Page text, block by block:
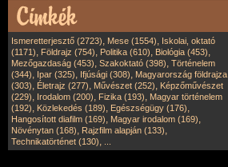
Ismeretterjesztő (2723), Mese (1554), Iskolai, oktató
(1171), Földrajz (754), Politika (610), Biológia (453),
Mezőgazdaság (453), Szakoktató (398), Történelem
(344), Ipar (325), Ifjúsági (308), Magyarország földrajza
(303), Életrajz (277), Művészet (252), Képzőművészet
(229), Irodalom (200), Fizika (193), Magyar történelem
(192), Közlekedés (189), Egészségügy (176),
Hangosított diafilm (169), Magyar irodalom (169),
Növénytan (168), Rajzfilm alapján (133),
Technikatörténet (130),